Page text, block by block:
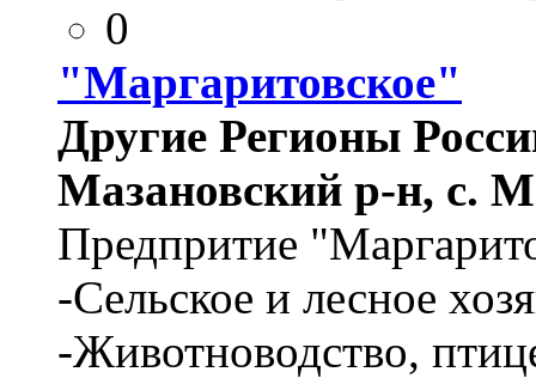
0
"Маргаритовское"
Другие Регионы
Мазановский р-н, с.
Предпритие
-Сельское и лесное
-Животноводство,